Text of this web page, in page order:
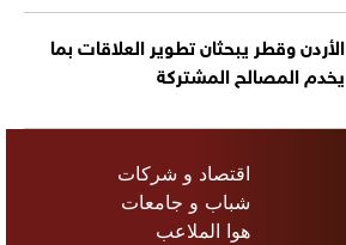
الأردن وقطر يبحثان تطوير العلاقات بما
يخدم المصالح المشتركة
اقتصاد و شركات
شباب و جامعات
هوا الملاعب